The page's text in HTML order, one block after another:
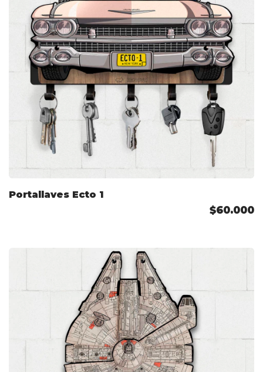
Portallaves Ecto 1
$60.000